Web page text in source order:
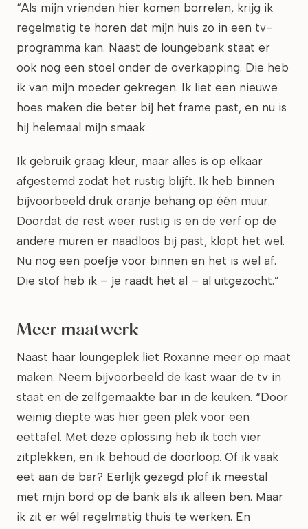
“Als mijn vrienden hier komen borrelen, krijg ik
regelmatig te horen dat mijn huis zo in een tv-
programma kan. Naast de loungebank staat er
ook nog een stoel onder de overkapping. Die heb
ik van mijn moeder gekregen. Ik liet een nieuwe
hoes maken die beter bij het frame past, en nu is
hij helemaal mijn smaak.
Ik gebruik graag kleur, maar alles is op elkaar
afgestemd zodat het rustig blijft. Ik heb binnen
bijvoorbeeld druk oranje behang op één muur.
Doordat de rest weer rustig is en de verf op de
andere muren er naadloos bij past, klopt het wel.
Nu nog een poefje voor binnen en het is wel af.
Die stof heb ik – je raadt het al – al uitgezocht.”
Meer maatwerk
Naast haar loungeplek liet Roxanne meer op maat
maken. Neem bijvoorbeeld de kast waar de tv in
staat en de zelfgemaakte bar in de keuken. “Door
weinig diepte was hier geen plek voor een
eettafel. Met deze oplossing heb ik toch vier
zitplekken, en ik behoud de doorloop. Of ik vaak
eet aan de bar? Eerlijk gezegd plof ik meestal
met mijn bord op de bank als ik alleen ben. Maar
ik zit er wél regelmatig thuis te werken. En